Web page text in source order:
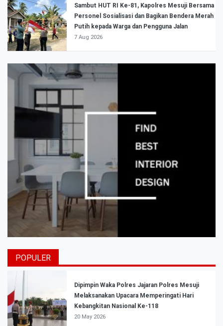
Sambut HUT RI Ke-81, Kapolres Mesuji Bersama
Personel Sosialisasi dan Bagikan Bendera Merah
Putih kepada Warga dan Pengguna Jalan
7 Aug 2026
POPULER
Dipimpin Waka Polres Jajaran Polres Mesuji
Melaksanakan Upacara Memperingati Hari
Kebangkitan Nasional Ke-118
20 May 2026